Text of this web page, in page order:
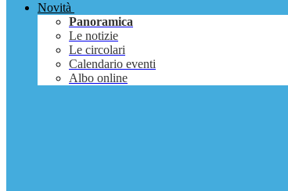
Novità
Panoramica
Le notizie
Le circolari
Calendario eventi
Albo online